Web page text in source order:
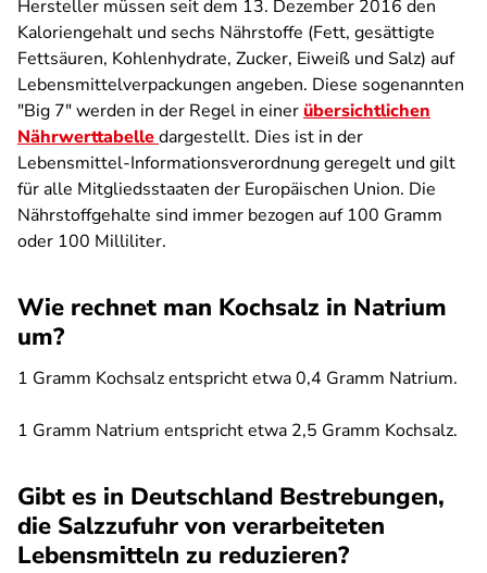
Hersteller müssen seit dem 13. Dezember 2016 den
Kaloriengehalt und sechs Nährstoffe (Fett, gesättigte
Fettsäuren, Kohlenhydrate, Zucker, Eiweiß und Salz) auf
Lebensmittelverpackungen angeben. Diese sogenannten
"Big 7" werden in der Regel in einerübersichtlichen
Nährwerttabelledargestellt. Dies ist in der
Lebensmittel-Informationsverordnung geregelt und gilt
für alle Mitgliedsstaaten der Europäischen Union. Die
Nährstoffgehalte sind immer bezogen auf 100 Gramm
oder 100 Milliliter.
Wie rechnet man Kochsalz in Natrium
um?
1 Gramm Kochsalz entspricht etwa 0,4 Gramm Natrium.
1 Gramm Natrium entspricht etwa 2,5 Gramm Kochsalz.
Gibt es in Deutschland Bestrebungen,
die Salzzufuhr von verarbeiteten
Lebensmitteln zu reduzieren?